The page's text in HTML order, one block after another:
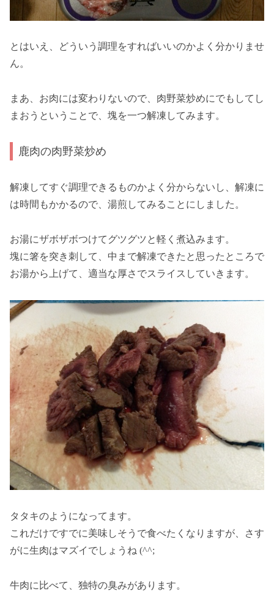
とはいえ、どういう調理をすればいいのかよく分かりませ
ん。
まあ、お肉には変わりないので、肉野菜炒めにでもしてし
まおうということで、塊を一つ解凍してみます。
鹿肉の肉野菜炒め
解凍してすぐ調理できるものかよく分からないし、解凍に
は時間もかかるので、湯煎してみることにしました。
お湯にザボザボつけてグツグツと軽く煮込みます。
塊に箸を突き刺して、中まで解凍できたと思ったところで
お湯から上げて、適当な厚さでスライスしていきます。
タタキのようになってます。
これだけですでに美味しそうで食べたくなりますが、さす
がに生肉はマズイでしょうね (^^;
牛肉に比べて、独特の臭みがあります。